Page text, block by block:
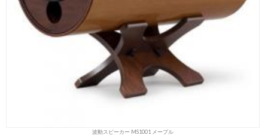
波動スピーカー MS1001 メープル